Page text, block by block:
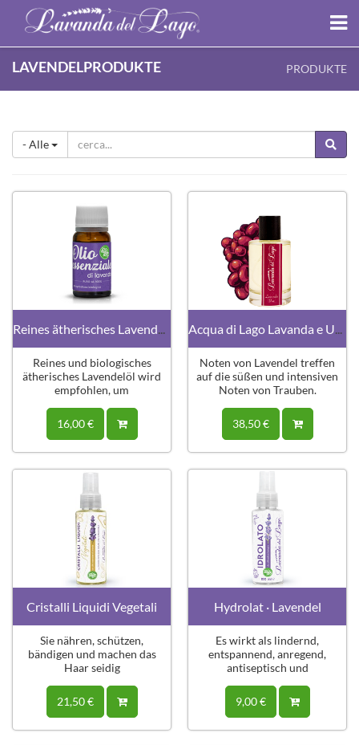
LAVENDELPRODUKTE PRODUKTE
- Alle
Reines ätherisches Lavendelöl
Reines und biologisches
ätherisches Lavendelöl wird
empfohlen, um
zu lindern.
16,00 €
Acqua di Lago Lavanda e Uva 100ml
Noten von Lavendel treffen
auf die süßen und intensiven
Noten von Trauben.
38,50 €
Cristalli Liquidi Vegetali
Sie nähren, schützen,
bändigen und machen das
Haar seidig
21,50 €
Hydrolat · Lavendel
Es wirkt als lindernd,
entspannend, anregend,
antiseptisch und
9,00 €